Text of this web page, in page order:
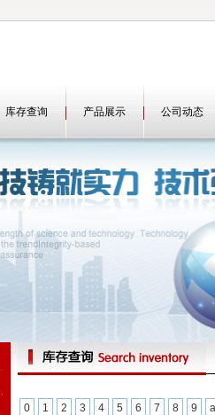
库存查询 产品展示 公司动态
0 1 2 3 4 5 6 7 8 9 a